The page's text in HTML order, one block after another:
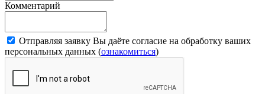
Комментарий
Отправляя заявку Вы даёте согласие на обработку ваших
персональных данных (ознакомиться)